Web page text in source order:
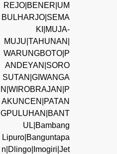
REJO|BENER|UM
BULHARJO|SEMA
KI|MUJA-
MUJU|TAHUNAN|
WARUNGBOTO|P
ANDEYAN|SORO
SUTAN|GIWANGA
N|WIROBRAJAN|P
AKUNCEN|PATAN
GPULUHAN|BANT
UL|Bambang
Lipuro|Banguntapa
n|Dlingo|Imogiri|Jet